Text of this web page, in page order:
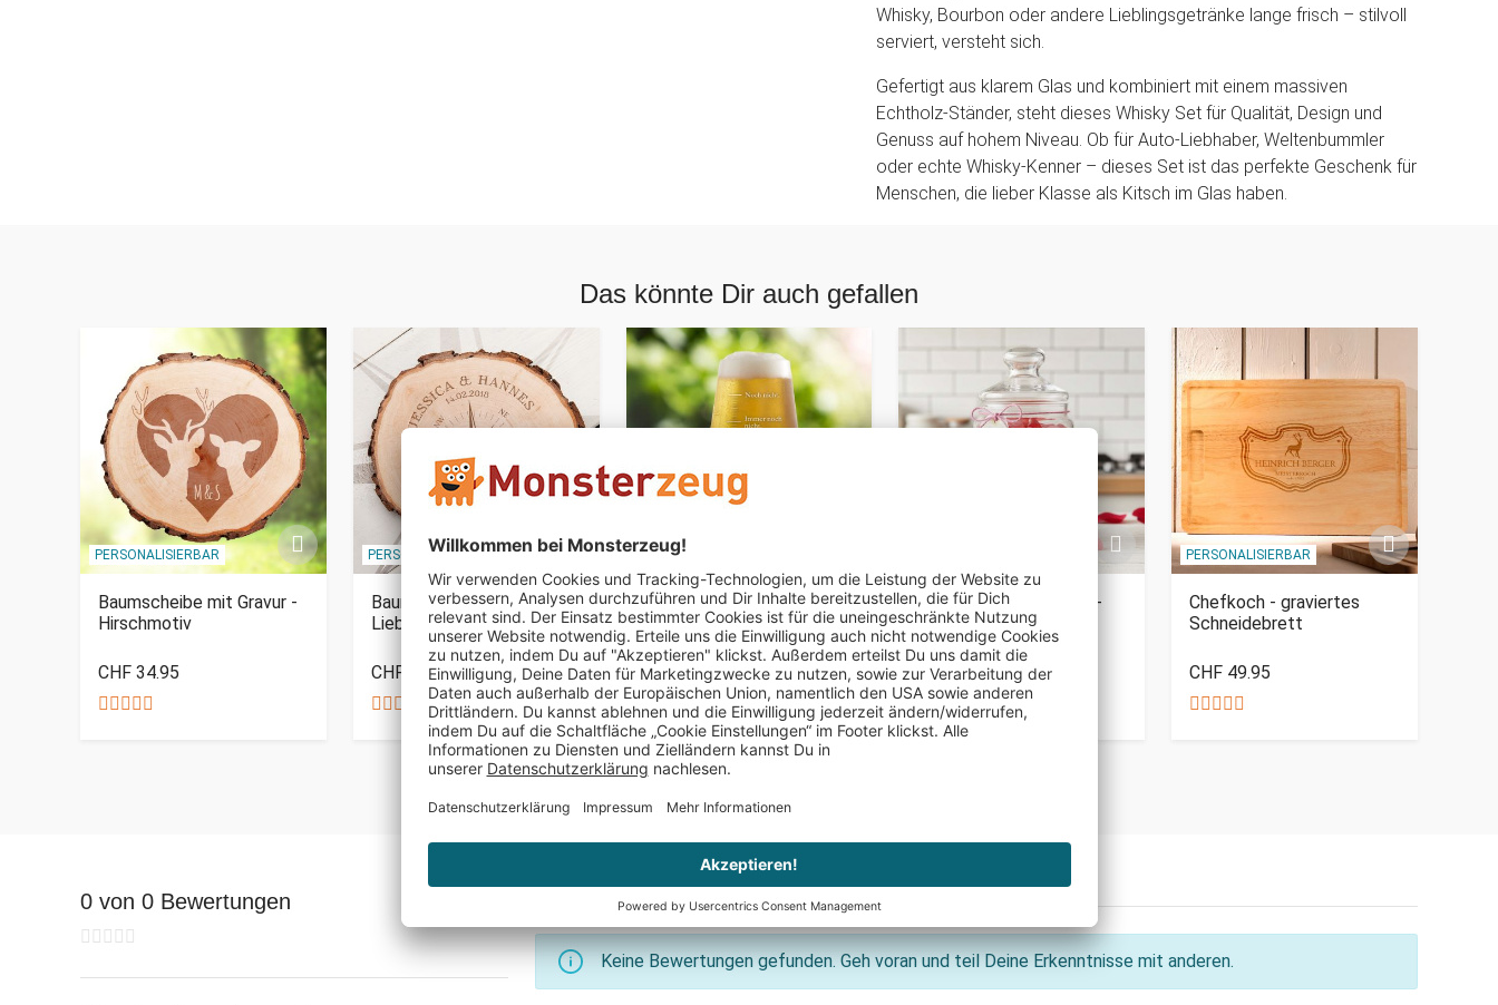
Whisky, Bourbon oder andere Lieblingsgetränke lange frisch – stilvoll
serviert, versteht sich.
Gefertigt aus klarem Glas und kombiniert mit einem massiven
Echtholz-Ständer, steht dieses Whisky Set für Qualität, Design und
Genuss auf hohem Niveau. Ob für Auto-Liebhaber, Weltenbummler
oder echte Whisky-Kenner – dieses Set ist das perfekte Geschenk für
Menschen, die lieber Klasse als Kitsch im Glas haben.
Das könnte Dir auch gefallen
PERSONALISIERBAR
Baumscheibe mit Gravur -
Hirschmotiv
CHF 34.95
PERSONALISIERBAR
Baumscheibe mit Gravur -
Liebeskompass
CHF 34.95
PERSONALISIERBAR
Bierglas mit Gravur - Noch
eins
CHF 29.95
Bonbonglas mit Gravur -
Gönn Dir
CHF 39.95
PERSONALISIERBAR
Chefkoch - graviertes
Schneidebrett
CHF 49.95
0 von 0 Bewertungen
Keine Bewertungen gefunden. Geh voran und teil Deine Erkenntnisse mit anderen.